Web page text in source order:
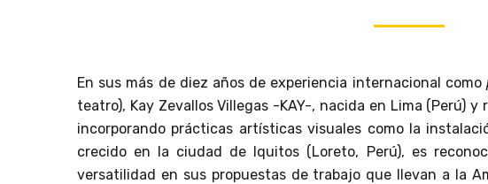
En sus más de diez años de experiencia internacional como
teatro), Kay Zevallos Villegas -KAY-, nacida en Lima (Perú)
incorporando prácticas artísticas visuales como la
crecido en la ciudad de Iquitos (Loreto, Perú), es
versatilidad en sus propuestas de trabajo que llevan a la